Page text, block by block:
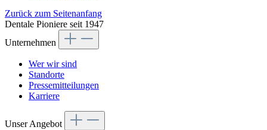
Zurück zum Seitenanfang
Dentale Pioniere seit 1947
Unternehmen
Wer wir sind
Standorte
Pressemitteilungen
Karriere
Unser Angebot